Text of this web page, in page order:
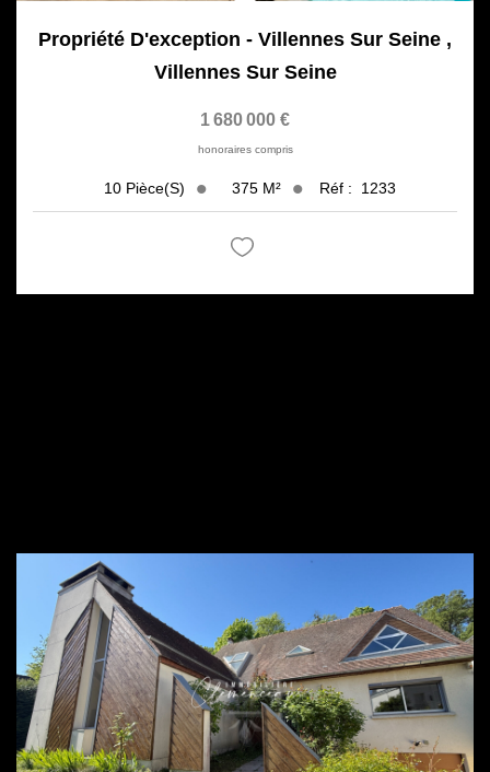
Propriété D'exception - Villennes Sur Seine ,
Villennes Sur Seine
1 680 000 €
honoraires compris
10 Pièce(s) 375 M² Réf : 1233